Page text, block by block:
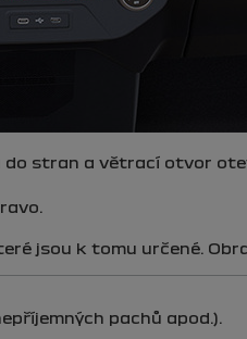
do stran a větrací otvor
jsou k tomu určené.
pachů apod.).